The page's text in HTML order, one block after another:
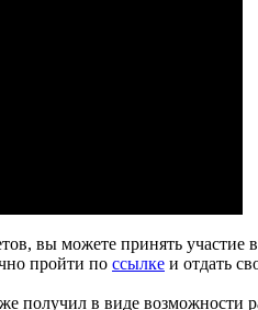
вы можете принять
пройти по ссылке и отдать
в виде возможности